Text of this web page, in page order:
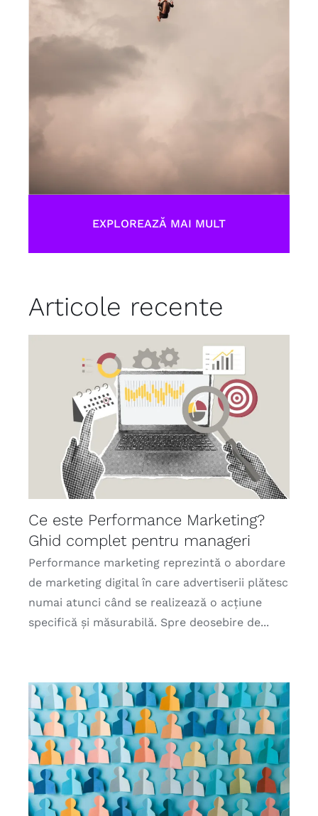
EXPLOREAZĂ MAI MULT
Articole recente
Ce este Performance Marketing?
Ghid complet pentru manageri
Performance marketing reprezintă o abordare
de marketing digital în care advertiserii plătesc
numai atunci când se realizează o acțiune
specifică și măsurabilă. Spre deosebire de...